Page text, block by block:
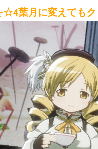
☆4葉月に変えても